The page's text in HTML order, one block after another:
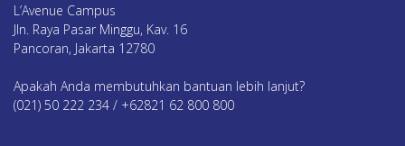
L’Avenue Campus
Jln. Raya Pasar Minggu, Kav. 16
Pancoran, Jakarta 12780
Apakah Anda membutuhkan bantuan lebih lanjut?
(021) 50 222 234 / +62821 62 800 800